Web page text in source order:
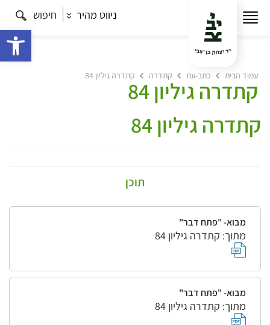
ניווט מהיר חיפוש
עמוד הבית כתב-עת קתדרה קתדרה גיליון 84
קתדרה גיליון 84
קתדרה גיליון 84
תוכן
מבוא- "פתח דבר"
מתוך: קתדרה גיליון 84
מבוא- "פתח דבר"
מתוך: קתדרה גיליון 84